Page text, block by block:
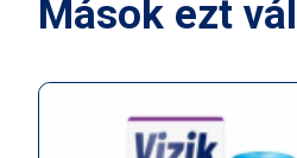
Mások ezt